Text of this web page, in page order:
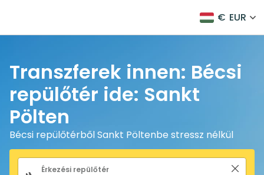
€ EUR
Transzferek innen: Bécsi
repülőtér ide: Sankt
Pölten
Bécsi repülőtérből Sankt Pöltenbe stressz nélkül
Keresőűrlap
Érkezési repülőtér